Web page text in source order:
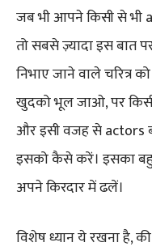
जब भी आपने किसी से भी
तो सबसे ज़्यादा इस बात
निभाए जाने वाले चरित्र
खुदको भूल जाओ, पर
और इसी वजह से actors
इसको कैसे करें। इसका
अपने किरदार में ढलें।
विशेष ध्यान ये रखना है,